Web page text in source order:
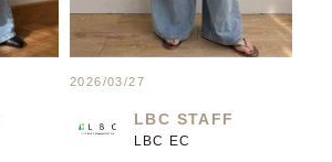
2026/03/27
LBC STAFF
LBC EC